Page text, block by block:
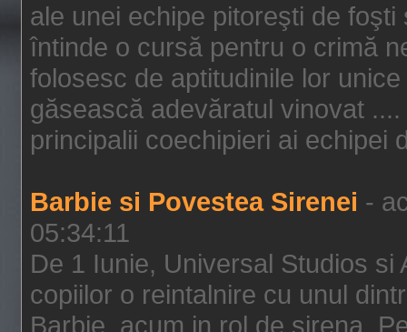
ale unei echipe pitoreşti de
întinde o cursă pentru o crimă
folosesc de aptitudinile lor
găsească adevăratul vinovat
principalii coechipieri ai echipei
Barbie si Povestea Sirenei -
05:34:11
De 1 Iunie, Universal Studios si
copiilor o reintalnire cu unul
Barbie, acum in rol de sirena.